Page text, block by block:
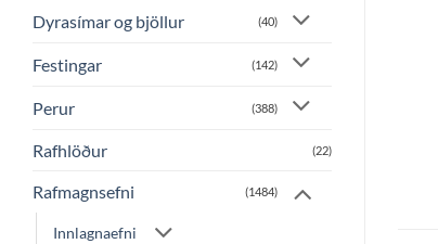
Dyrasímar og bjöllur (40)
Festingar (142)
Perur (388)
Rafhlöður (22)
Rafmagnsefni (1484)
Innlagnaefni